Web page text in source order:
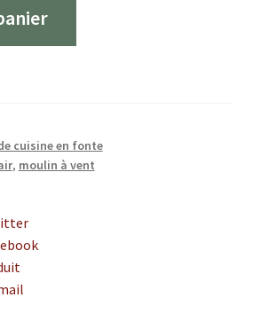
cuisine en fonte
, moulin à vent